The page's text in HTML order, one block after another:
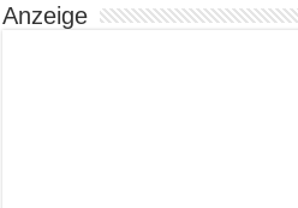
Anzeige